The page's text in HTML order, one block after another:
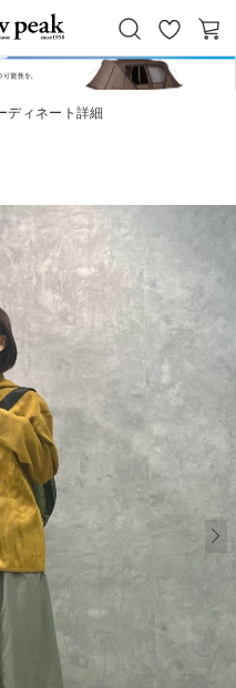
お
気
カ
ディネート詳細